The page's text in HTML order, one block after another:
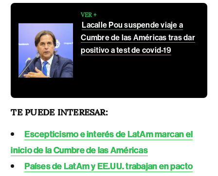
VER +
Lacalle Pou suspende viaje a
Cumbre de las Américas tras dar
positivo a test de covid-19
TE PUEDE INTERESAR:
Escepticismo e interés de LatAm marcan el
inicio de la Cumbre de las Américas
Países de LatAm y EE.UU. trabajan en pacto